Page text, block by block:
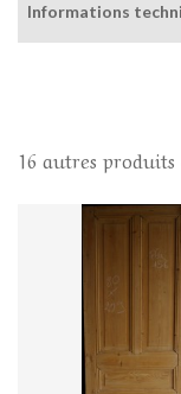
Informations
16 autres produits